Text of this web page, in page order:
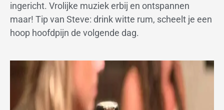
ingericht. Vrolijke muziek erbij en ontspannen
maar! Tip van Steve: drink witte rum, scheelt je een
hoop hoofdpijn de volgende dag.